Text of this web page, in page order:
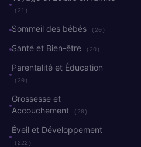
(21)
Sommeil des bébés (20)
Santé et Bien-être (20)
Parentalité et Éducation
(20)
Grossesse et
Accouchement
(20)
Éveil et Développement
(222)